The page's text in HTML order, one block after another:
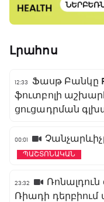
Լրահոս
12:33
Ֆասթ Բանկը
ֆուտբոլի
ցուցադրման
00:01
ՊԱՇՏՈՆԱԿԱՆ
23:32
Ռիադի դերբիում